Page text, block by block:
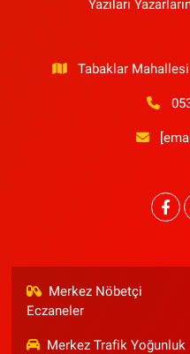
Yazıları
Tabaklar
Merkez Nöbetçi
Eczaneler
Merkez Trafik Yoğunluk